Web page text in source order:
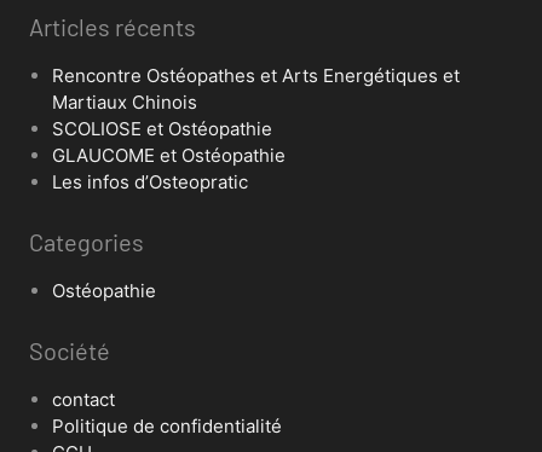
Articles récents
Rencontre Ostéopathes et Arts Energétiques et
Martiaux Chinois
SCOLIOSE et Ostéopathie
GLAUCOME et Ostéopathie
Les infos d’Osteopratic
Categories
Ostéopathie
Société
contact
Politique de confidentialité